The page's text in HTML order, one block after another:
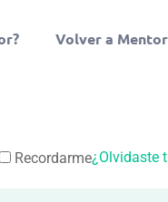
Volver a
Recordarme¿Olvidaste